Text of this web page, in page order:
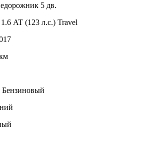
5 дв.
1.6 AT (123 л.с.) Travel
Бензиновый